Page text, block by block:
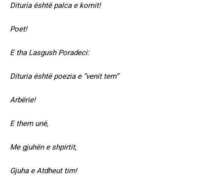
Dituria është palca e komit!
Poet!
E tha Lasgush Poradeci:
Dituria është poezia e “venit tem”
Arbërie!
E them unë,
Me gjuhën e shpirtit,
Gjuha e Atdheut tim!